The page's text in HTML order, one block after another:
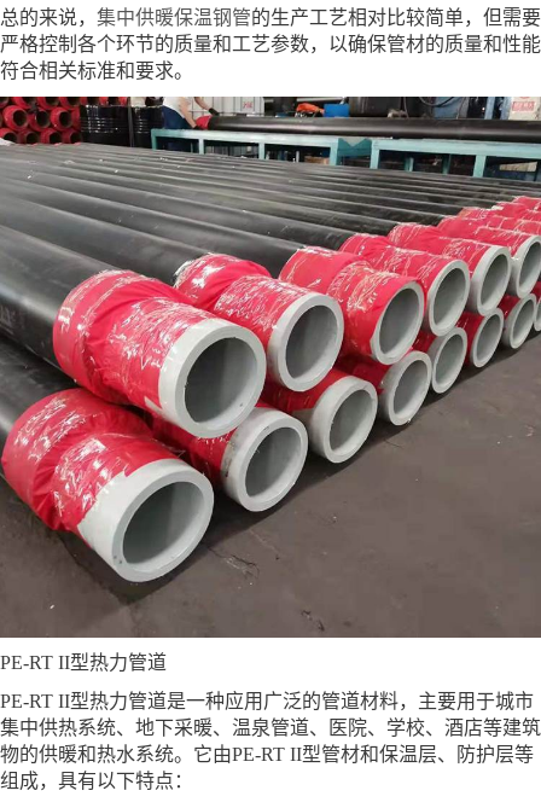
总的来说， 集中供暖保温钢管的生产工艺相对比较简单，但需要
严格控制各个环节的质量和工艺参数，以确保管材的质量和性能
符合相关标准和要求。
PE-RT II型热力管道
PE-RT II型热力管道是一种应用广泛的管道材料，主要用于城市
集中供热系统、地下采暖、温泉管道、医院、学校、酒店等建筑
物的供暖和热水系统。它由PE-RT II型管材和保温层、防护层等
组成，具有以下特点：